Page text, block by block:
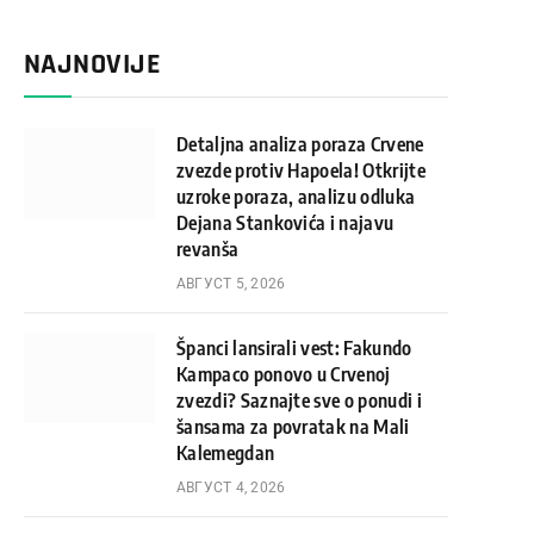
NAJNOVIJE
Detaljna analiza poraza Crvene
zvezde protiv Hapoela! Otkrijte
uzroke poraza, analizu odluka
Dejana Stankovića i najavu
revanša
АВГУСТ 5, 2026
Španci lansirali vest: Fakundo
Kampaco ponovo u Crvenoj
zvezdi? Saznajte sve o ponudi i
šansama za povratak na Mali
Kalemegdan
АВГУСТ 4, 2026